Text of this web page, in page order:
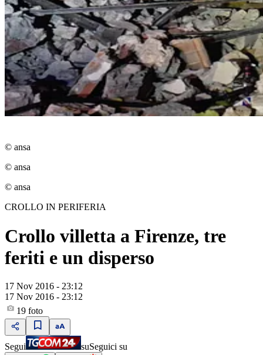
© ansa
© ansa
© ansa
CROLLO IN PERIFERIA
Crollo villetta a Firenze, tre
feriti e un disperso
17 Nov 2016 - 23:12
17 Nov 2016 - 23:12
19 foto
Segui suSeguici su